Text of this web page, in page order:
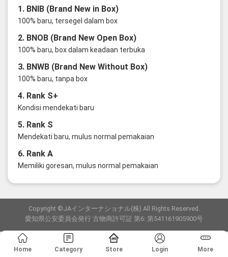
1. BNIB (Brand New in Box)
100% baru, tersegel dalam box
2. BNOB (Brand New Open Box)
100% baru, box dalam keadaan terbuka
3. BNWB (Brand New Without Box)
100% baru, tanpa box
4. Rank S+
Kondisi mendekati baru
5. Rank S
Mendekati baru, mulus normal pemakaian
6. Rank A
Memiliki goresan, mulus normal pemakaian
Copyright ©JAインターナショナル(株) All Rights Reserved.
愛知県公安委員会発行 古物商許可証 第6: 第541161905900号
Home Category Store Login More